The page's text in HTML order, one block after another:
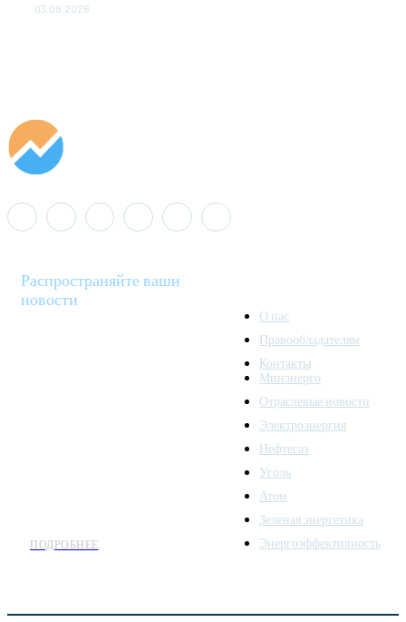
03.08.2026
Распространяйте ваши
новости
ПОДРОБНЕЕ
О нас
Правообладателям
Контакты
Минэнерго
Отраслевые новости
Электроэнергия
Нефтегаз
Уголь
Атом
Зеленая энергетика
Энергоэффективность